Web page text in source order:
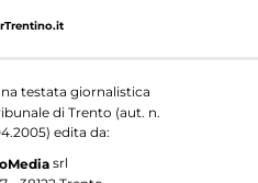
testata giornalistica
di Trento (aut. n.
edita da:
srl